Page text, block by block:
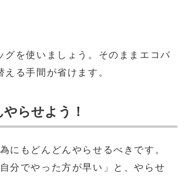
グを使いましょう。そのままエコバ
る手間が省けます。
らせよう！
にもどんどんやらせるべきです。
分でやった方が早い」と、やらせ